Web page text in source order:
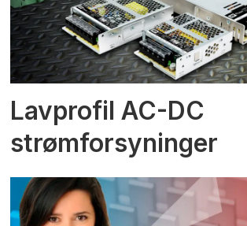
Lavprofil AC-DC
strømforsyninger